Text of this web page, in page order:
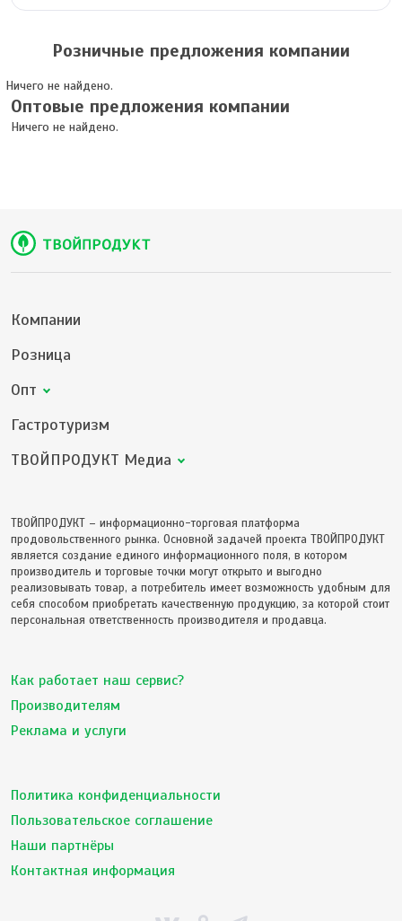
Розничные предложения компании
Ничего не найдено.
Оптовые предложения компании
Ничего не найдено.
Компании
Розница
Опт
Гастротуризм
ТВОЙПРОДУКТ Медиа
ТВОЙПРОДУКТ – информационно-торговая платформа
продовольственного рынка. Основной задачей проекта ТВОЙПРОДУКТ
является создание единого информационного поля, в котором
производитель и торговые точки могут открыто и выгодно
реализовывать товар, а потребитель имеет возможность удобным для
себя способом приобретать качественную продукцию, за которой стоит
персональная ответственность производителя и продавца.
Как работает наш сервис?
Производителям
Реклама и услуги
Политика конфиденциальности
Пользовательское соглашение
Наши партнёры
Контактная информация